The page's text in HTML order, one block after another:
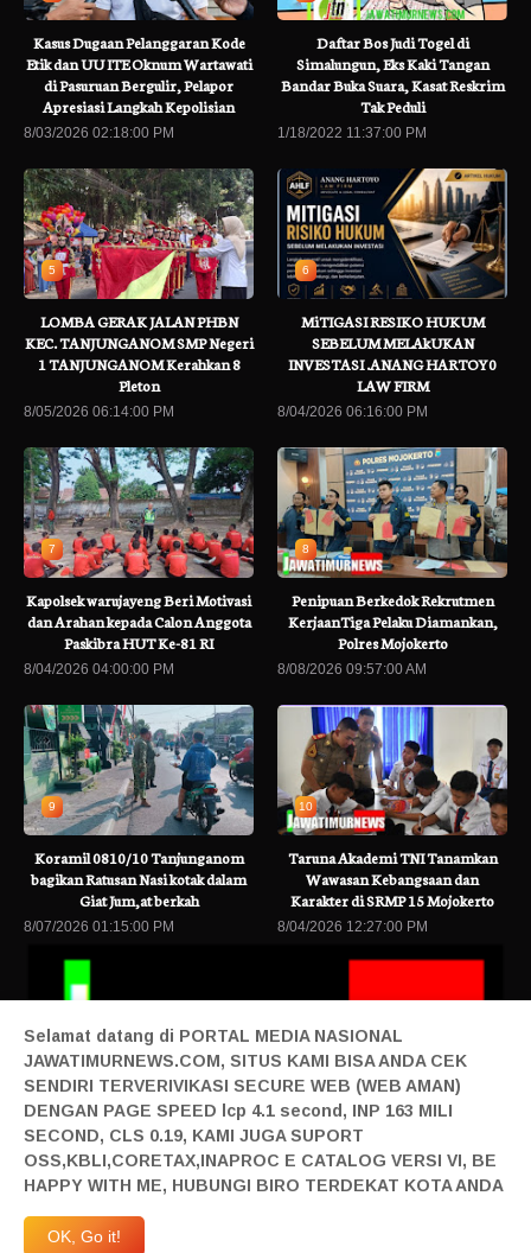
Kasus Dugaan Pelanggaran Kode
Etik dan UU ITE Oknum Wartawati
di Pasuruan Bergulir, Pelapor
Apresiasi Langkah Kepolisian
8/03/2026 02:18:00 PM
Daftar Bos Judi Togel di
Simalungun, Eks Kaki Tangan
Bandar Buka Suara, Kasat Reskrim
Tak Peduli
1/18/2022 11:37:00 PM
5
LOMBA GERAK JALAN PHBN
KEC. TANJUNGANOM SMP Negeri
1 TANJUNGANOM Kerahkan 8
Pleton
8/05/2026 06:14:00 PM
6
MiTIGASI RESIKO HUKUM
SEBELUM MELAkUKAN
INVESTASI .ANANG HARTOY0
LAW FIRM
8/04/2026 06:16:00 PM
7
Kapolsek warujayeng Beri Motivasi
dan Arahan kepada Calon Anggota
Paskibra HUT Ke-81 RI
8/04/2026 04:00:00 PM
8
Penipuan Berkedok Rekrutmen
KerjaanTiga Pelaku Diamankan,
Polres Mojokerto
8/08/2026 09:57:00 AM
9
Koramil 0810/10 Tanjunganom
bagikan Ratusan Nasi kotak dalam
Giat Jum,at berkah
8/07/2026 01:15:00 PM
10
Taruna Akademi TNI Tanamkan
Wawasan Kebangsaan dan
Karakter di SRMP 15 Mojokerto
8/04/2026 12:27:00 PM
Oknum Wartawati, di Polres Pasuruan Kota Masuk Babak Krusial
Home| Login| Privacy| Pedoman Siber| Contact| Tentang|
Produk|
Adv| Mitra| Staff Redaksi| Redaksi| | Design By Sonata
Abraham | @2019 All Right Reserved | Milad JTN Ke 4 | 27 April 2023 JTN Melangkah
Maju | Anggardaya Terpandang-Berharga-Terdepan-Berkelas
Selamat datang di PORTAL MEDIA NASIONAL
JAWATIMURNEWS.COM, SITUS KAMI BISA ANDA CEK
SENDIRI TERVERIVIKASI SECURE WEB (WEB AMAN)
DENGAN PAGE SPEED lcp 4.1 second, INP 163 MILI
SECOND, CLS 0.19, KAMI JUGA SUPORT
OSS,KBLI,CORETAX,INAPROC E CATALOG VERSI VI, BE
HAPPY WITH ME, HUBUNGI BIRO TERDEKAT KOTA ANDA
OK, Go it!